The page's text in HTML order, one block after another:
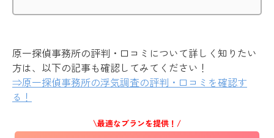
原一探偵事務所の評判・口コミについて詳しく知りたい
方は、以下の記事も確認してみてください！
⇒原一探偵事務所の浮気調査の評判・口コミを確認す
る！
\最適なプランを提供！/